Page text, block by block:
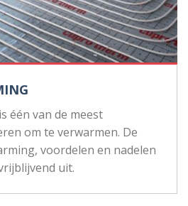
is één van de meest
om te verwarmen. De
voordelen en nadelen
uit.